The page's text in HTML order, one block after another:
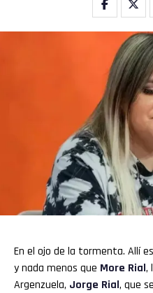
En el ojo de la tormenta. Allí
y nada menos que More Rial,
Argenzuela, Jorge Rial, que